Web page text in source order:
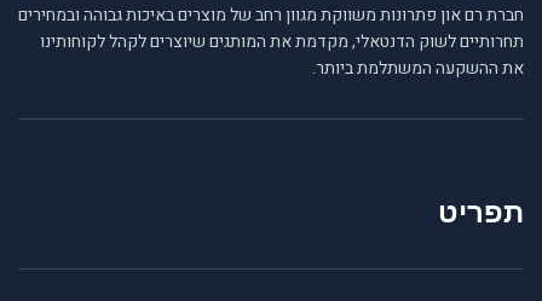
חברת רם און פתרונות משווקת מגוון רחב של מוצרים באיכות גבוהה ובמחירים
תחרותיים לשוק הדנטאלי, מקדמת את המותגים שיוצרים לקהל לקוחותינו
את ההשקעה המשתלמת ביותר.
תפריט